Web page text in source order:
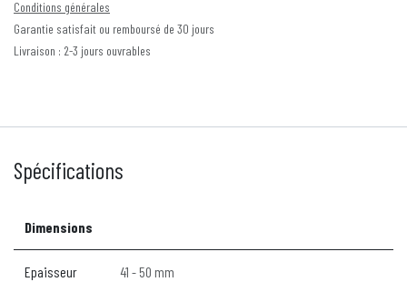
Conditions générales
Garantie satisfait ou remboursé de 30 jours
Livraison : 2-3 jours ouvrables
Spécifications
Dimensions
Epaisseur 41 - 50 mm